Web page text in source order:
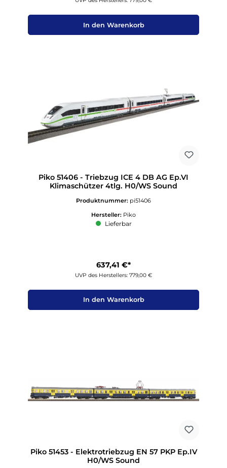
In den Warenkorb
Piko 51406 - Triebzug ICE 4 DB AG Ep.VI
Klimaschützer 4tlg. H0/WS Sound
Produktnummer: pi51406
Hersteller: Piko
Lieferbar
637,41 €*
UVP des Herstellers: 779,00 €
In den Warenkorb
Piko 51453 - Elektrotriebzug EN 57 PKP Ep.IV
H0/WS Sound